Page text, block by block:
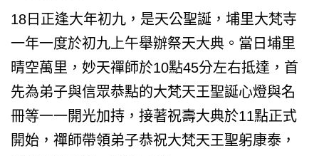
18日正逢大年初九，是天公聖誕，埔里大梵寺
一年一度於初九上午舉辦祭天大典。當日埔里
晴空萬里，妙天禪師於10點45分左右抵達，首
先為弟子與信眾恭點的大梵天王聖誕心燈與名
冊等一一開光加持，接著祝壽大典於11點正式
開始，禪師帶領弟子恭祝大梵天王聖躬康泰，